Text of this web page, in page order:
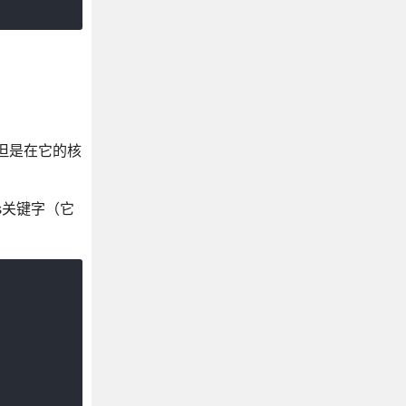
是在它的核
键字（它